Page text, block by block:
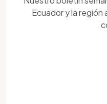
Ecuador y la región